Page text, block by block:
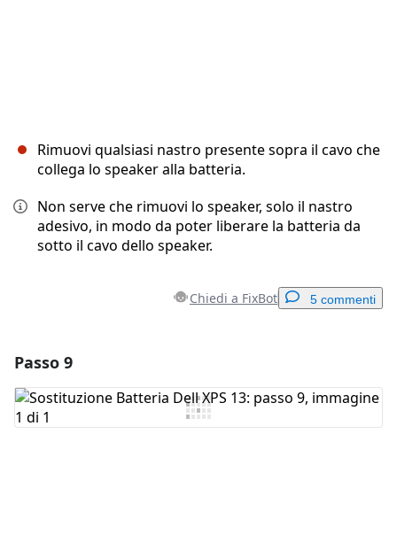
Rimuovi qualsiasi nastro presente sopra il cavo che
collega lo speaker alla batteria.
Non serve che rimuovi lo speaker, solo il nastro
adesivo, in modo da poter liberare la batteria da
sotto il cavo dello speaker.
Chiedi a FixBot 5 commenti
Aggiungi Commento
Passo 9